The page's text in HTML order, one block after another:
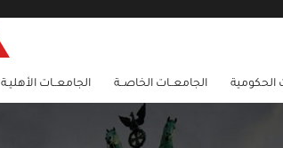
الحكومية الجامعــات الخاصــة الجامعــات الأهليـة